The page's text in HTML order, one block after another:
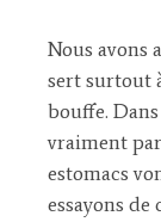
Nous avons
sert surtout
bouffe.
vraiment
estomacs
essayons